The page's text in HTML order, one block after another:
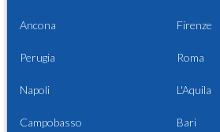
Ancona Firenze
Perugia Roma
Napoli L'Aquila
Campobasso Bari